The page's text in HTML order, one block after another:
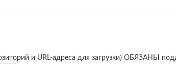
и URL-адреса для загрузки) ОБЯЗАНЫ